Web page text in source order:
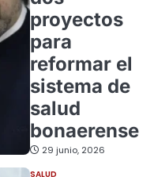
proyectos
para
reformar el
sistema de
salud
bonaerense
29 junio, 2026
SALUD